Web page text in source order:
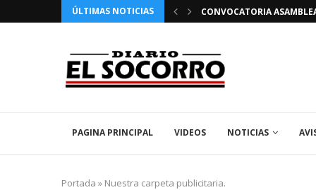
ÚLTIMAS NOTICIAS
PATRONALES 2026 EN EL SOCORRO CONVOCATORIA
PAGINA PRINCIPAL VIDEOS NOTICIAS
Portada » Nuestra carpeta publicitaria.